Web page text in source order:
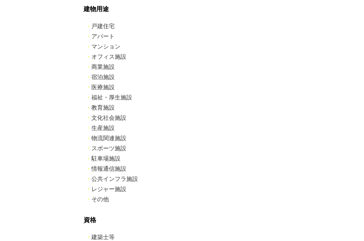
建物用途
・ 戸建住宅
・ アパート
・ マンション
・ オフィス施設
・ 商業施設
・ 宿泊施設
・ 医療施設
・ 福祉・厚生施設
・ 教育施設
・ 文化社会施設
・ 生産施設
・ 物流関連施設
・ スポーツ施設
・駐車場施設
・情報通信施設
・ 公共インフラ施設
・ レジャー施設
・ その他
資格
・ 建築士等